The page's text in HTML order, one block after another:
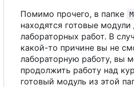
Помимо прочего, в папке
находятся готовые
лабораторных работ. В
какой-то причине вы не
лабораторную работу, вы
продолжить работу над
готовый модуль из этой